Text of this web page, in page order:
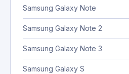
Samsung Galaxy Note
Samsung Galaxy Note 2
Samsung Galaxy Note 3
Samsung Galaxy S